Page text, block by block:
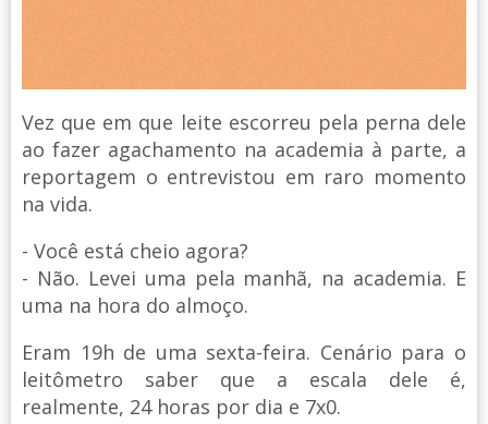
Vez que em que leite escorreu pela perna dele
ao fazer agachamento na academia à parte, a
reportagem o entrevistou em raro momento
na vida.
- Você está cheio agora?
- Não. Levei uma pela manhã, na academia. E
uma na hora do almoço.
Eram 19h de uma sexta-feira. Cenário para o
leitômetro saber que a escala dele é,
realmente, 24 horas por dia e 7x0.